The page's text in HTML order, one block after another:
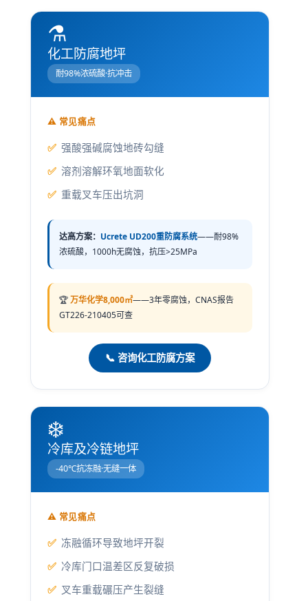
⚗️
化工防腐地坪
耐98%浓硫酸·抗冲击
⚠️ 常见痛点
强酸强碱腐蚀地砖勾缝
溶剂溶解环氧地面软化
重载叉车压出坑洞
达高方案： Ucrete UD200重防腐系统——耐98%
浓硫酸，1000h无腐蚀，抗压>25MPa
🏆万华化学8,000㎡——3年零腐蚀，CNAS报告
GT226-210405可查
📞 咨询化工防腐方案
❄️
冷库及冷链地坪
-40℃抗冻融·无缝一体
⚠️ 常见痛点
冻融循环导致地坪开裂
冷库门口温差区反复破损
叉车重载碾压产生裂缝